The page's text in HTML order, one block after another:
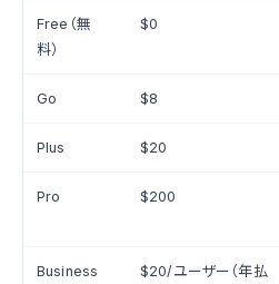
Free（無
料）
$0
Go $8
Plus $20
Pro $200
Business
$20/ユーザー（年払